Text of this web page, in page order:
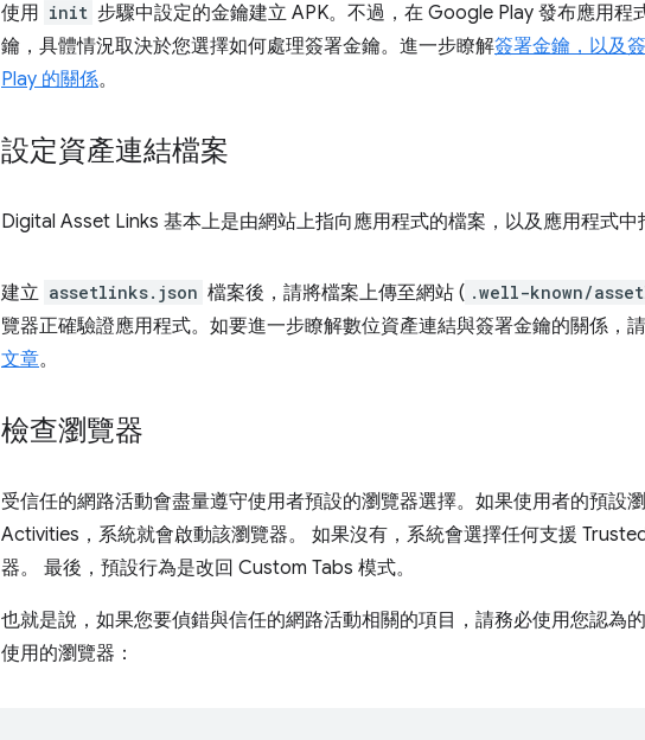
使用 init 步驟中設定的金鑰建立 APK。不過，在 Google Play 發布應用程
鑰，具體情況取決於您選擇如何處理簽署金鑰。進一步瞭解簽署金鑰，以及
Play 的關係。
設定資產連結檔案
Digital Asset Links 基本上是由網站上指向應用程式的檔案，以及應用程式中
建立 assetlinks.json 檔案後，請將檔案上傳至網站 ( .well-known/
覽器正確驗證應用程式。如要進一步瞭解數位資產連結與簽署金鑰的關係，
文章。
檢查瀏覽器
受信任的網路活動會盡量遵守使用者預設的瀏覽器選擇。如果使用者的預設
Activities，系統就會啟動該瀏覽器。 如果沒有，系統會選擇任何支援
器。 最後，預設行為是改回 Custom Tabs 模式。
也就是說，如果您要偵錯與信任的網路活動相關的項目，請務必使用您認為
使用的瀏覽器：